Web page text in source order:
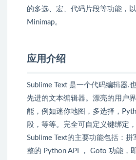
的多选、宏、代码片段等功能，
Minimap。
应用介绍
Sublime Text 是一个代码编辑器.
先进的文本编辑器。漂亮的用户
能，例如迷你地图，多选择，
段，等等。完全可自定义键绑定
Sublime Text的主要功能包括：
整的 Python API ， Goto 功能，